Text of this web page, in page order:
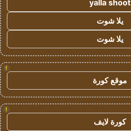
yalla shoot
يلا شوت
يلا شوت
!
موقع كورة
!
كورة لايف